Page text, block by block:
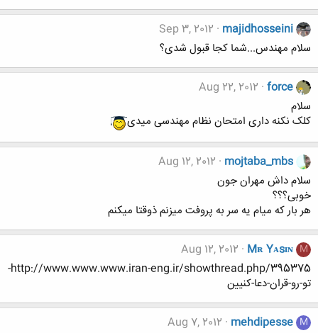
majidhosseini
Sep 3, 2012
سلام مهندس...شما کجا قبول شدی؟
force
Aug 22, 2012
سلام
کلک نکنه داری امتحان نظام مهندسی میدی
mojtaba_mbs
Aug 12, 2012
سلام داش مهران جون
خوبی؟؟؟
هر بار که میام یه سر به پروفت میزنم ذوقتا میکنم
M
Mʀ Yᴀsɪɴ
Aug 12, 2012
http://www.www.www.iran-eng.ir/showthread.php/395375-
تو-رو-قران-دعا-کنیین
M
mehdipesse
Aug 7, 2012